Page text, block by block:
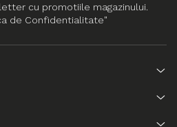
cu promotiile magazinului.
de Confidentialitate"